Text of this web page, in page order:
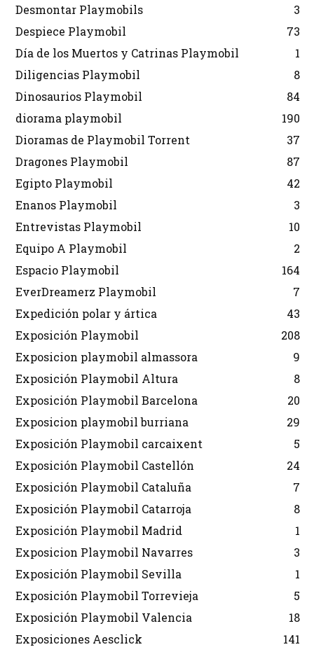
Desmontar Playmobils
3
Despiece Playmobil
73
Día de los Muertos y Catrinas Playmobil
1
Diligencias Playmobil
8
Dinosaurios Playmobil
84
diorama playmobil
190
Dioramas de Playmobil Torrent
37
Dragones Playmobil
87
Egipto Playmobil
42
Enanos Playmobil
3
Entrevistas Playmobil
10
Equipo A Playmobil
2
Espacio Playmobil
164
EverDreamerz Playmobil
7
Expedición polar y ártica
43
Exposición Playmobil
208
Exposicion playmobil almassora
9
Exposición Playmobil Altura
8
Exposición Playmobil Barcelona
20
Exposicion playmobil burriana
29
Exposición Playmobil carcaixent
5
Exposición Playmobil Castellón
24
Exposición Playmobil Cataluña
7
Exposición Playmobil Catarroja
8
Exposición Playmobil Madrid
1
Exposicion Playmobil Navarres
3
Exposición Playmobil Sevilla
1
Exposición Playmobil Torrevieja
5
Exposición Playmobil Valencia
18
Exposiciones Aesclick
141